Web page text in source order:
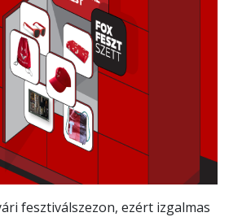
fesztiválszezon, ezért izgalmas